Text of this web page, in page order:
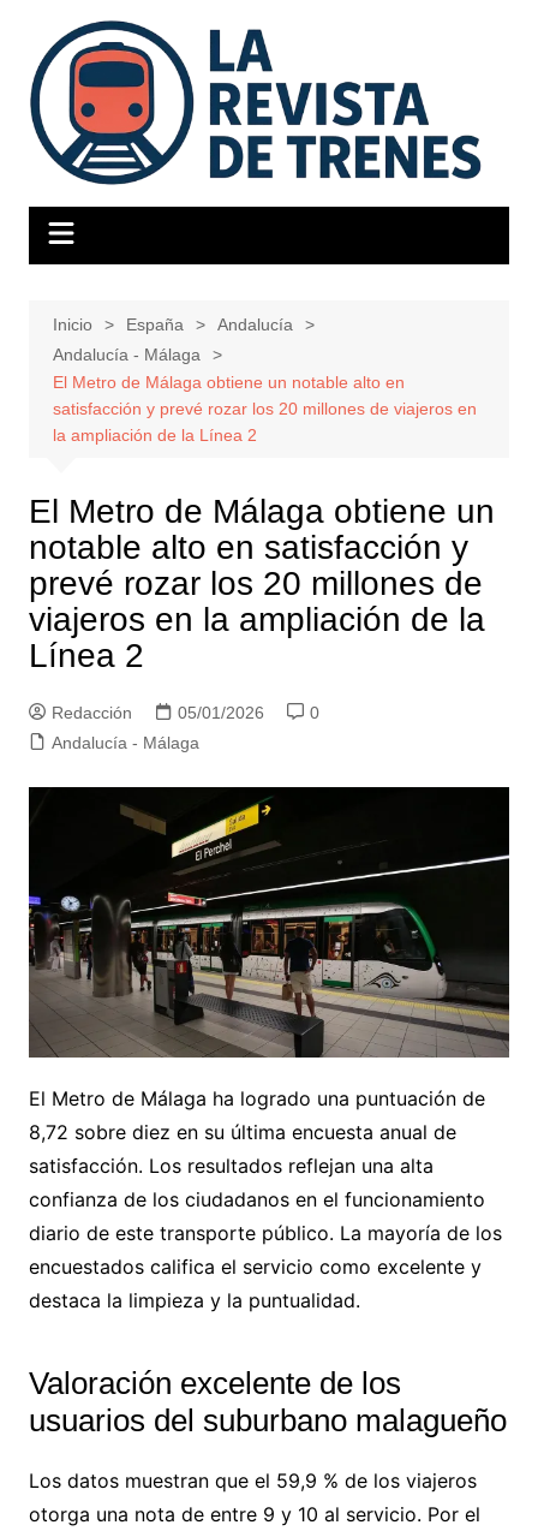
contenido
Inicio España
Andalucía
Andalucía - Málaga
El Metro de Málaga obtiene un notable alto en
satisfacción y prevé rozar los 20 millones de viajeros en
la ampliación de la Línea 2
El Metro de Málaga obtiene un
notable alto en satisfacción y
prevé rozar los 20 millones de
viajeros en la ampliación de la
Línea 2
Redacción 05/01/2026
0
Andalucía - Málaga
El Metro de Málaga ha logrado una puntuación de
8,72 sobre diez en su última encuesta anual de
satisfacción. Los resultados reflejan una alta
confianza de los ciudadanos en el funcionamiento
diario de este transporte público. La mayoría de los
encuestados califica el servicio como excelente y
destaca la limpieza y la puntualidad.
Valoración excelente de los
usuarios del suburbano malagueño
Los datos muestran que el 59,9 % de los viajeros
otorga una nota de entre 9 y 10 al servicio. Por el